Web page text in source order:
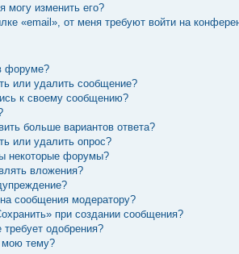
могу изменить его?
«email», от меня требуют войти на
форуме?
или удалить сообщение?
к своему сообщению?
больше вариантов ответа?
или удалить опрос?
некоторые форумы?
вложения?
сообщения модератору?
при создании сообщения?
одобрения?
мою тему?